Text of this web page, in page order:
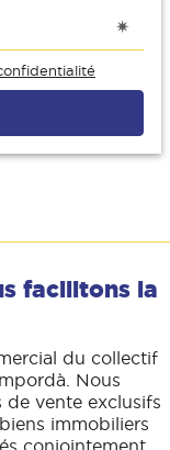
facilitons la
du collectif
Nous
de vente exclusifs
immobiliers
conjointement